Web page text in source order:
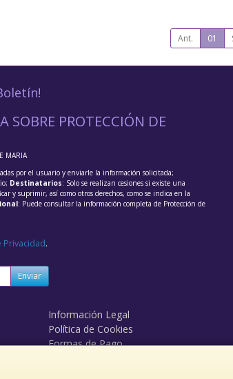
Ant. 01
SOBRE PROTECCIÓN DE
MARIA
por el usuario y enviarle la información solicitada;
Destinatarios: Solo se realizan cesiones si existe una
y suprimir, así como otros derechos, como se indica en la
: Puede consultar la información completa de Protección de
Privacidad.
Enviar
Información Legal
Política de Cookies
Formas de Pago